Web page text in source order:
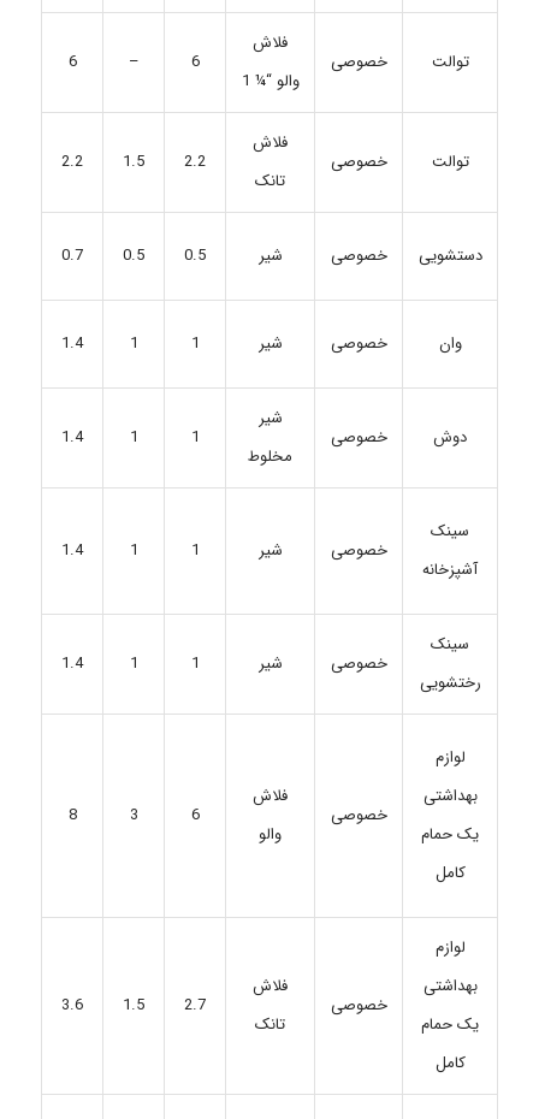
توالت خصوصی
فلاش
والو “¼ 1
6
–
6
توالت خصوصی
فلاش
تانک
2.2
1.5
2.2
دستشویی خصوصی شیر 0.5
0.5
0.7
وان خصوصی شیر 1
1
1.4
دوش خصوصی
شیر
مخلوط
1
1
1.4
سینک
آشپزخانه
خصوصی شیر 1
1
1.4
سینک
رختشویی
خصوصی شیر 1
1
1.4
لوازم
بهداشتی
یک حمام
کامل
خصوصی
فلاش
والو
6
3
8
لوازم
بهداشتی
یک حمام
کامل
خصوصی
فلاش
تانک
2.7
1.5
3.6